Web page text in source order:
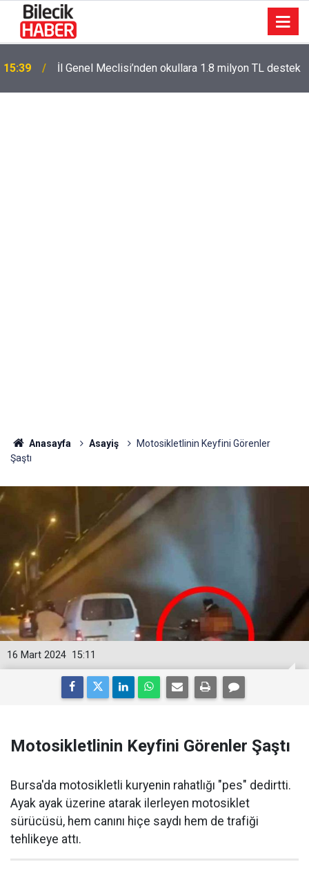
15:39 İl Genel Meclisi’nden okullara 1.8 milyon TL destek
Anasayfa Asayiş
Motosikletlinin Keyfini Görenler
Şaştı
15:11
16 Mart 2024
Motosikletlinin Keyfini Görenler Şaştı
Bursa'da motosikletli kuryenin rahatlığı "pes" dedirtti.
Ayak ayak üzerine atarak ilerleyen motosiklet
sürücüsü, hem canını hiçe saydı hem de trafiği
tehlikeye attı.